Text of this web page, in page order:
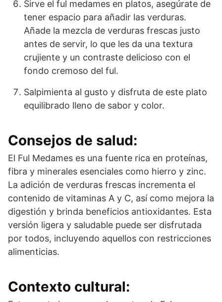
Sirve el ful medames en platos, asegúrate de
tener espacio para añadir las verduras.
Añade la mezcla de verduras frescas justo
antes de servir, lo que les da una textura
crujiente y un contraste delicioso con el
fondo cremoso del ful.
Salpimienta al gusto y disfruta de este plato
equilibrado lleno de sabor y color.
Consejos de salud:
El Ful Medames es una fuente rica en proteínas,
fibra y minerales esenciales como hierro y zinc.
La adición de verduras frescas incrementa el
contenido de vitaminas A y C, así como mejora la
digestión y brinda beneficios antioxidantes. Esta
versión ligera y saludable puede ser disfrutada
por todos, incluyendo aquellos con restricciones
alimenticias.
Contexto cultural: